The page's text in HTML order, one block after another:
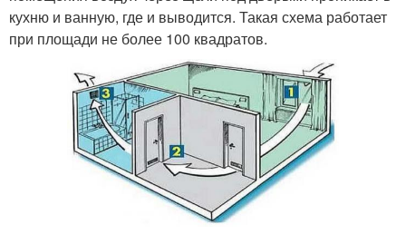
кухню и ванную, где и выводится. Такая схема работает
при площади не более 100 квадратов.